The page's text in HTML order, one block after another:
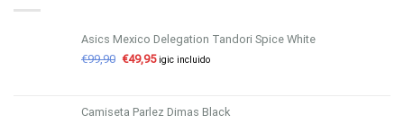
Asics Mexico Delegation Tandori Spice White
€99,90 €49,95 igic incluido
Camiseta Parlez Dimas Black